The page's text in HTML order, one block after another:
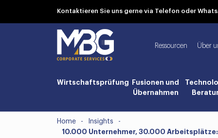
Kontaktieren Sie uns gerne via Telefon oder
Ressourcen Über
Wirtschaftsprüfung
Fusionen und
Übernahmen
Home - Insights
-
10.000 Unternehmer, 30.000